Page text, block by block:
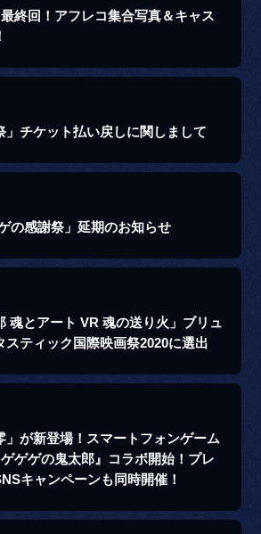
終回！アフレコ集合写真＆キャス
」チケット払い戻しに関しまして
の感謝祭」延期のお知らせ
魂とアート VR 魂の送り火」ブリュ
スティック国際映画祭2020に選出
」が新登場！スマートフォンゲーム
ゲゲゲの鬼太郎』コラボ開始！プレ
キャンペーンも同時開催！